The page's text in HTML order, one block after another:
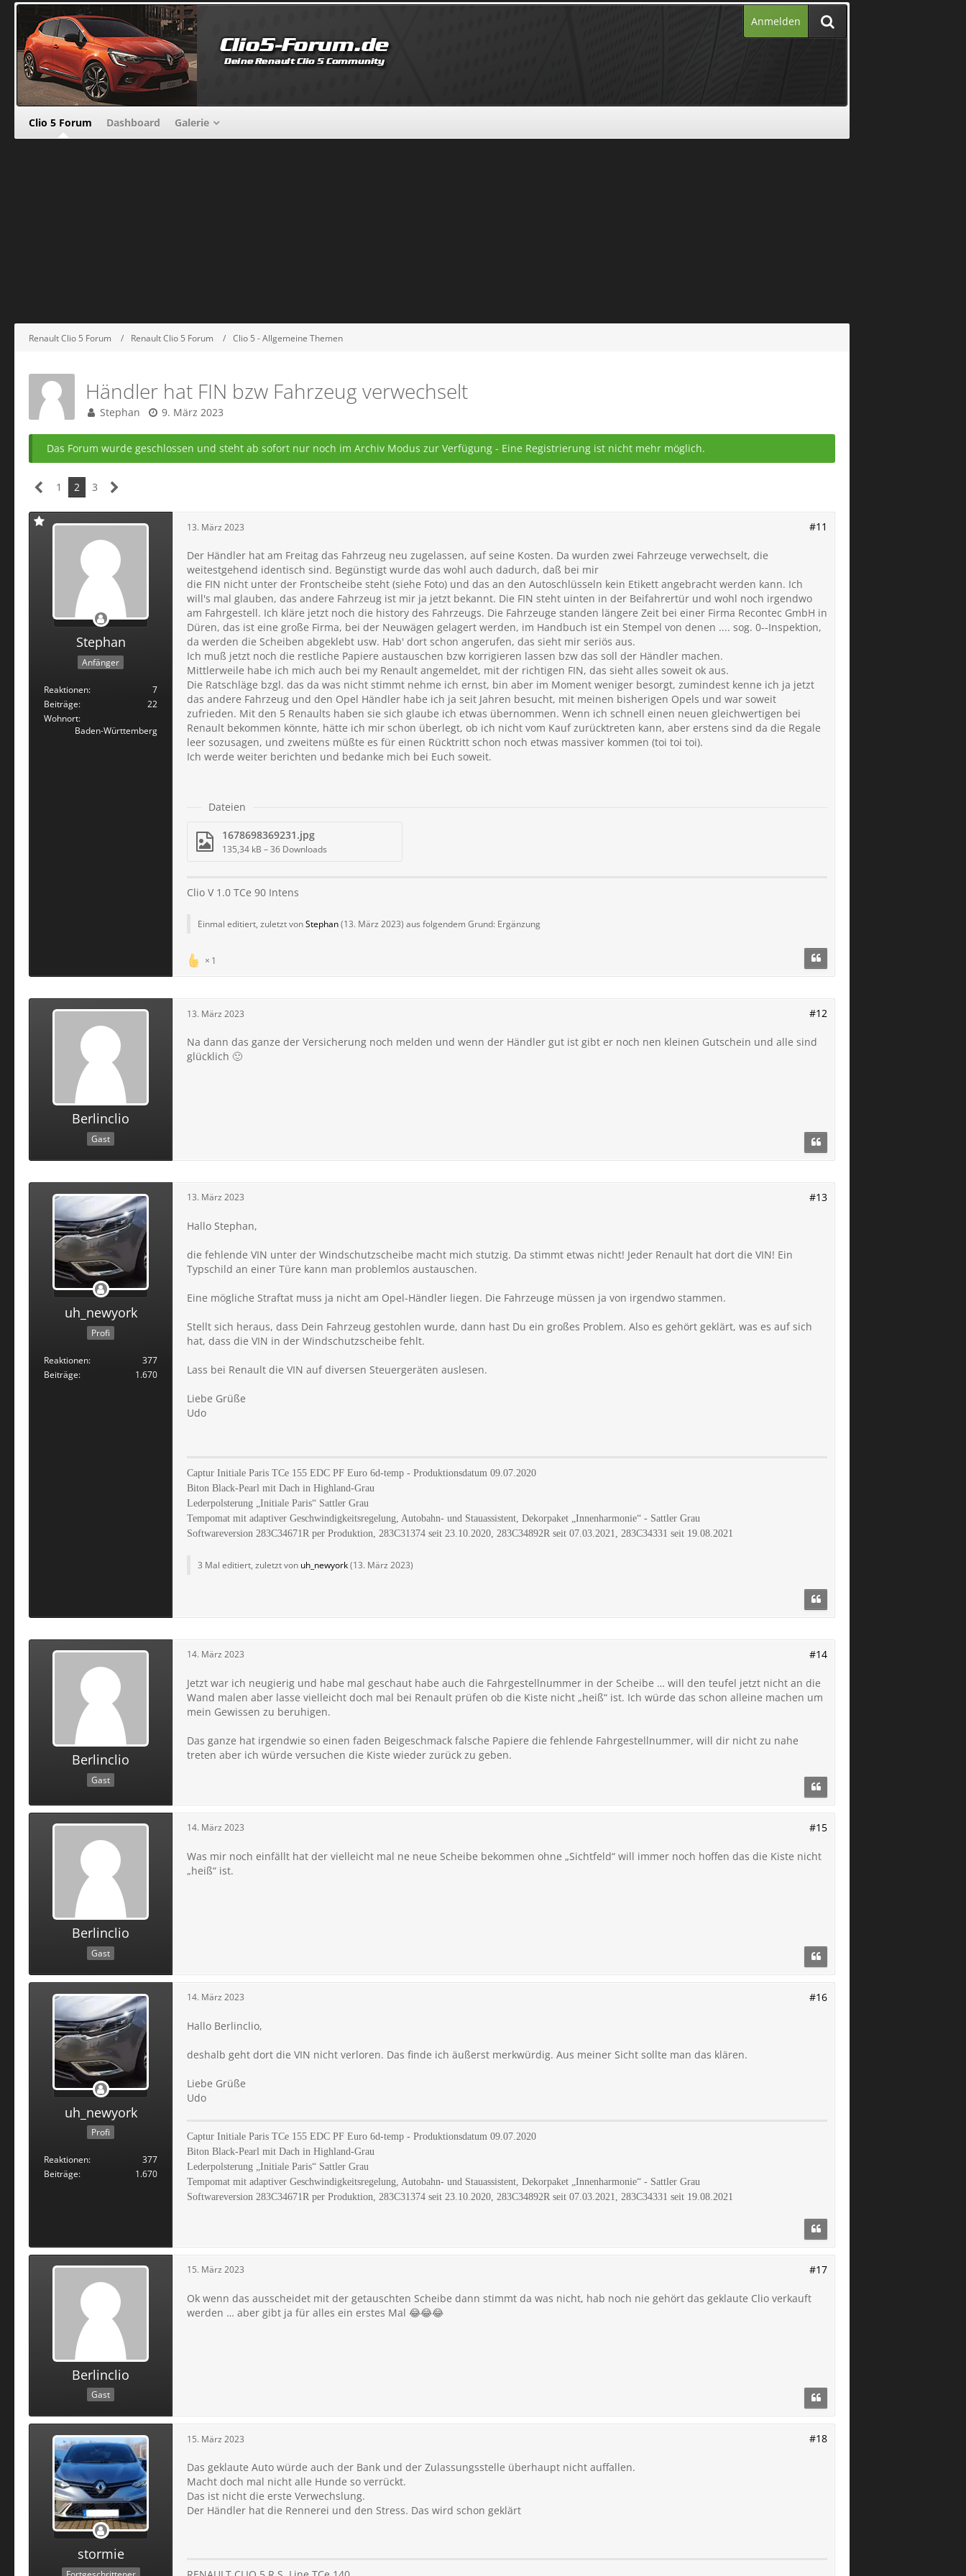
Anmelden
Clio 5 Forum Dashboard Galerie
Renault Clio 5 Forum Renault Clio 5 Forum Clio 5 - Allgemeine Themen
Händler hat FIN bzw Fahrzeug verwechselt
Stephan 9. März 2023
Das Forum wurde geschlossen und steht ab sofort nur noch im Archiv Modus zur Verfügung - Eine Registrierung ist nicht mehr möglich.
1 2 3
Stephan
Anfänger
Reaktionen
7
Beiträge
22
Wohnort
Baden-Württemberg
13. März 2023 #11
Der Händler hat am Freitag das Fahrzeug neu zugelassen, auf seine Kosten. Da wurden zwei Fahrzeuge verwechselt, die
weitestgehend identisch sind. Begünstigt wurde das wohl auch dadurch, daß bei mir
die FIN nicht unter der Frontscheibe steht (siehe Foto) und das an den Autoschlüsseln kein Etikett angebracht werden kann. Ich
will's mal glauben, das andere Fahrzeug ist mir ja jetzt bekannt. Die FIN steht uinten in der Beifahrertür und wohl noch irgendwo
am Fahrgestell. Ich kläre jetzt noch die history des Fahrzeugs. Die Fahrzeuge standen längere Zeit bei einer Firma Recontec GmbH in
Düren, das ist eine große Firma, bei der Neuwägen gelagert werden, im Handbuch ist ein Stempel von denen .... sog. 0--Inspektion,
da werden die Scheiben abgeklebt usw. Hab' dort schon angerufen, das sieht mir seriös aus.
Ich muß jetzt noch die restliche Papiere austauschen bzw korrigieren lassen bzw das soll der Händler machen.
Mittlerweile habe ich mich auch bei my Renault angemeldet, mit der richtigen FIN, das sieht alles soweit ok aus.
Die Ratschläge bzgl. das da was nicht stimmt nehme ich ernst, bin aber im Moment weniger besorgt, zumindest kenne ich ja jetzt
das andere Fahrzeug und den Opel Händler habe ich ja seit Jahren besucht, mit meinen bisherigen Opels und war soweit
zufrieden. Mit den 5 Renaults haben sie sich glaube ich etwas übernommen. Wenn ich schnell einen neuen gleichwertigen bei
Renault bekommen könnte, hätte ich mir schon überlegt, ob ich nicht vom Kauf zurücktreten kann, aber erstens sind da die Regale
leer sozusagen, und zweitens müßte es für einen Rücktritt schon noch etwas massiver kommen (toi toi toi).
Ich werde weiter berichten und bedanke mich bei Euch soweit.
Dateien
1678698369231.jpg
135,34 kB – 36 Downloads
Clio V 1.0 TCe 90 Intens
Einmal editiert, zuletzt vonStephan(13. März 2023) aus folgendem Grund: Ergänzung
1
Berlinclio
Gast
13. März 2023 #12
Na dann das ganze der Versicherung noch melden und wenn der Händler gut ist gibt er noch nen kleinen Gutschein und alle sind
glücklich 🙂
uh_newyork
Profi
Reaktionen
377
Beiträge
1.670
13. März 2023 #13
Hallo Stephan,
die fehlende VIN unter der Windschutzscheibe macht mich stutzig. Da stimmt etwas nicht! Jeder Renault hat dort die VIN! Ein
Typschild an einer Türe kann man problemlos austauschen.
Eine mögliche Straftat muss ja nicht am Opel-Händler liegen. Die Fahrzeuge müssen ja von irgendwo stammen.
Stellt sich heraus, dass Dein Fahrzeug gestohlen wurde, dann hast Du ein großes Problem. Also es gehört geklärt, was es auf sich
hat, dass die VIN in der Windschutzscheibe fehlt.
Lass bei Renault die VIN auf diversen Steuergeräten auslesen.
Liebe Grüße
Udo
Captur Initiale Paris TCe 155 EDC PF Euro 6d-temp - Produktionsdatum 09.07.2020
Biton Black-Pearl mit Dach in Highland-Grau
Lederpolsterung „Initiale Paris“ Sattler Grau
Tempomat mit adaptiver Geschwindigkeitsregelung, Autobahn- und Stauassistent, Dekorpaket „Innenharmonie“ - Sattler Grau
Softwareversion 283C34671R per Produktion, 283C31374 seit 23.10.2020, 283C34892R seit 07.03.2021, 283C34331 seit 19.08.2021
3 Mal editiert, zuletzt von uh_newyork(13. März 2023)
Berlinclio
Gast
14. März 2023 #14
Jetzt war ich neugierig und habe mal geschaut habe auch die Fahrgestellnummer in der Scheibe … will den teufel jetzt nicht an die
Wand malen aber lasse vielleicht doch mal bei Renault prüfen ob die Kiste nicht „heiß“ ist. Ich würde das schon alleine machen um
mein Gewissen zu beruhigen.
Das ganze hat irgendwie so einen faden Beigeschmack falsche Papiere die fehlende Fahrgestellnummer, will dir nicht zu nahe
treten aber ich würde versuchen die Kiste wieder zurück zu geben.
Berlinclio
Gast
14. März 2023 #15
Was mir noch einfällt hat der vielleicht mal ne neue Scheibe bekommen ohne „Sichtfeld“ will immer noch hoffen das die Kiste nicht
„heiß“ ist.
uh_newyork
Profi
Reaktionen
377
Beiträge
1.670
14. März 2023 #16
Hallo Berlinclio,
deshalb geht dort die VIN nicht verloren. Das finde ich äußerst merkwürdig. Aus meiner Sicht sollte man das klären.
Liebe Grüße
Udo
Captur Initiale Paris TCe 155 EDC PF Euro 6d-temp - Produktionsdatum 09.07.2020
Biton Black-Pearl mit Dach in Highland-Grau
Lederpolsterung „Initiale Paris“ Sattler Grau
Tempomat mit adaptiver Geschwindigkeitsregelung, Autobahn- und Stauassistent, Dekorpaket „Innenharmonie“ - Sattler Grau
Softwareversion 283C34671R per Produktion, 283C31374 seit 23.10.2020, 283C34892R seit 07.03.2021, 283C34331 seit 19.08.2021
Berlinclio
Gast
15. März 2023 #17
Ok wenn das ausscheidet mit der getauschten Scheibe dann stimmt da was nicht, hab noch nie gehört das geklaute Clio verkauft
werden … aber gibt ja für alles ein erstes Mal 😂😂😂
stormie
15. März 2023 #18
Das geklaute Auto würde auch der Bank und der Zulassungsstelle überhaupt nicht auffallen.
Macht doch mal nicht alle Hunde so verrückt.
Das ist nicht die erste Verwechslung.
Der Händler hat die Rennerei und den Stress. Das wird schon geklärt